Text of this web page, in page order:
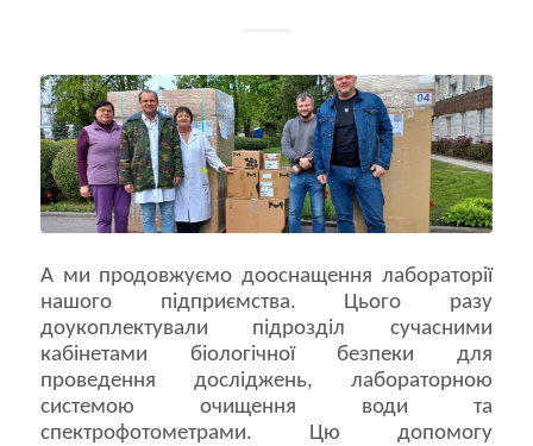
А ми продовжуємо дооснащення лабораторії
нашого підприємства. Цього разу
доукоплектували підрозділ сучасними
кабінетами біологічної безпеки для
проведення досліджень, лабораторною
системою очищення води та
спектрофотометрами. Цю допомогу